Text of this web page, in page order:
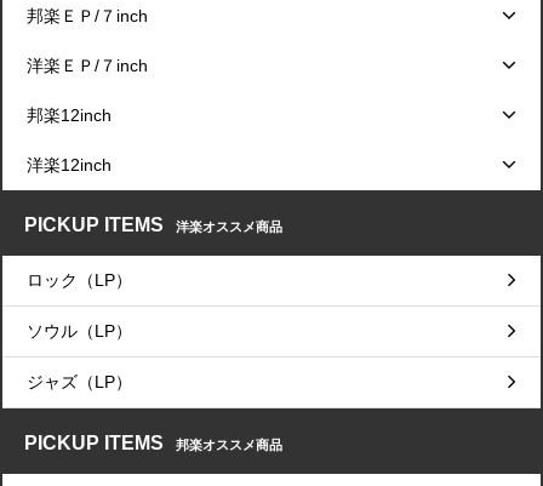
邦楽ＥＰ/７inch
洋楽ＥＰ/７inch
邦楽12inch
洋楽12inch
PICKUP ITEMS 洋楽オススメ商品
ロック（LP）
ソウル（LP）
ジャズ（LP）
PICKUP ITEMS 邦楽オススメ商品